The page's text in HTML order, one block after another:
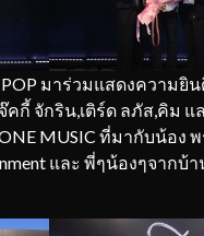
มาร่วมแสดงความยิน
คกี้ จักริน,เติร์ด ลภัส,คิม แ
ONE MUSIC ที่มากับน้อ
และ พี่ๆน้องๆจาก